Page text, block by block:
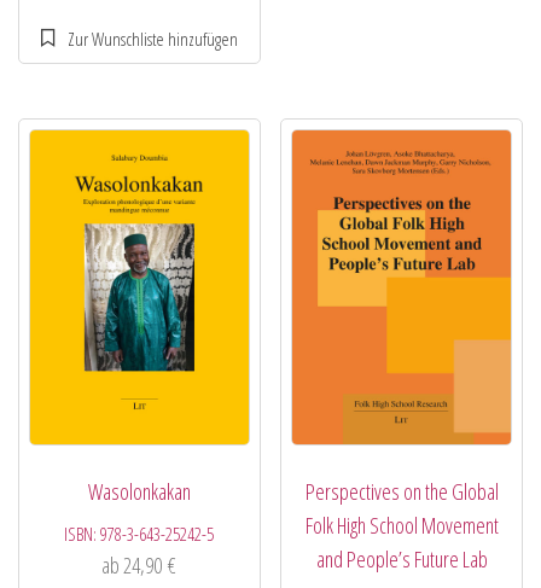
Wasolonkakan
ISBN:978-3-643-25242-5
ab24,90€
Perspectives on the Global
Folk High School Movement
and People’s Future Lab